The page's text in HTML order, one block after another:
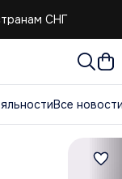
СНГ
Все